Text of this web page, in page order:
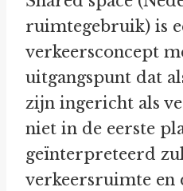
ruimtegebruik) is
verkeersconcept
uitgangspunt dat
zijn ingericht als
niet in de eerste
geïnterpreteerd
verkeersruimte